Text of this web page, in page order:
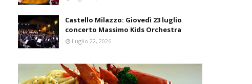
Castello Milazzo: Giovedì 23 luglio
concerto Massimo Kids Orchestra
Luglio 22, 2026